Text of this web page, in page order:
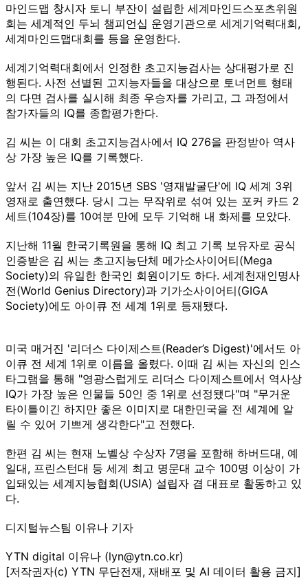
마인드맵 창시자 토니 부잔이 설립한 세계마인드스포츠위원
회는 세계적인 두뇌 챔피언십 운영기관으로 세계기억력대회,
세계마인드맵대회를 등을 운영한다.
세계기억력대회에서 인정한 초고지능검사는 상대평가로 진
행된다. 사전 선별된 고지능자들을 대상으로 토너먼트 형태
의 다면 검사를 실시해 최종 우승자를 가리고, 그 과정에서
참가자들의 IQ를 종합평가한다.
김 씨는 이 대회 초고지능검사에서 IQ 276을 판정받아 역사
상 가장 높은 IQ를 기록했다.
앞서 김 씨는 지난 2015년 SBS '영재발굴단'에 IQ 세계 3위
영재로 출연했다. 당시 그는 무작위로 섞여 있는 포커 카드 2
세트(104장)를 10여분 만에 모두 기억해 내 화제를 모았다.
지난해 11월 한국기록원을 통해 IQ 최고 기록 보유자로 공식
인증받은 김 씨는 초고지능단체 메가소사이어티(Mega
Society)의 유일한 한국인 회원이기도 하다. 세계천재인명사
전(World Genius Directory)과 기가소사이어티(GIGA
Society)에도 아이큐 전 세계 1위로 등재됐다.
미국 매거진 '리더스 다이제스트(Reader’s Digest)'에서도 아
이큐 전 세계 1위로 이름을 올렸다. 이때 김 씨는 자신의 인스
타그램을 통해 "영광스럽게도 리더스 다이제스트에서 역사상
IQ가 가장 높은 인물들 50인 중 1위로 선정됐다"며 "무거운
타이틀이긴 하지만 좋은 이미지로 대한민국을 전 세계에 알
릴 수 있어 기쁘게 생각한다"고 전했다.
한편 김 씨는 현재 노벨상 수상자 7명을 포함해 하버드대, 예
일대, 프린스턴대 등 세계 최고 명문대 교수 100명 이상이 가
입돼있는 세계지능협회(USIA) 설립자 겸 대표로 활동하고 있
다.
디지털뉴스팀 이유나 기자
YTN digital 이유나 (lyn@ytn.co.kr)
[저작권자(c) YTN 무단전재, 재배포 및 AI 데이터 활용 금지]